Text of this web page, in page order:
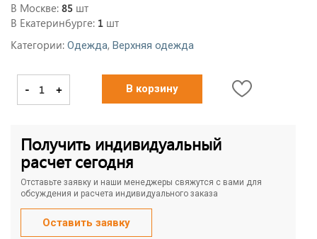
В Москве: 85 шт
В Екатеринбурге: 1 шт
Категории: Одежда, Верхняя одежда
- + В корзину
Получить индивидуальный
расчет сегодня
Отставьте заявку и наши менеджеры свяжутся с вами для
обсуждения и расчета индивидуального заказа
Оставить заявку